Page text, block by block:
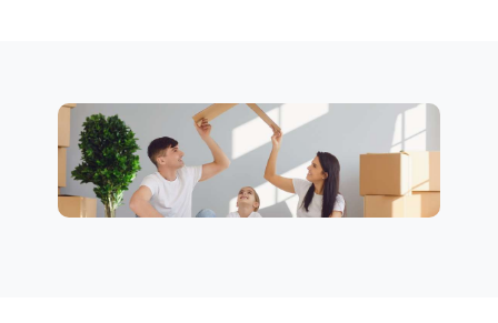
Wolfsberg
Privatumzug